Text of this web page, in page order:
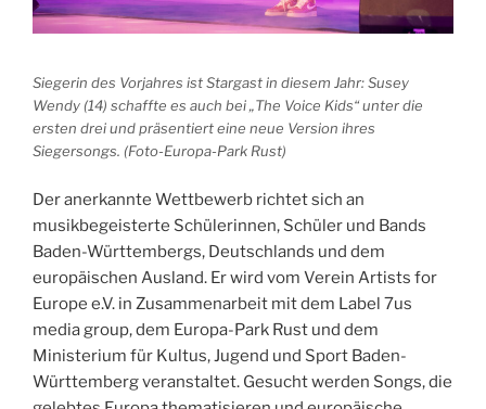
Siegerin des Vorjahres ist Stargast in diesem Jahr: Susey
Wendy (14) schaffte es auch bei „The Voice Kids“ unter die
ersten drei und präsentiert eine neue Version ihres
Siegersongs. (Foto-Europa-Park Rust)
Der anerkannte Wettbewerb richtet sich an
musikbegeisterte Schülerinnen, Schüler und Bands
Baden-Württembergs, Deutschlands und dem
europäischen Ausland. Er wird vom Verein Artists for
Europe e.V. in Zusammenarbeit mit dem Label 7us
media group, dem Europa-Park Rust und dem
Ministerium für Kultus, Jugend und Sport Baden-
Württemberg veranstaltet. Gesucht werden Songs, die